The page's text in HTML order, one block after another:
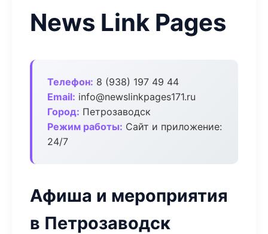
News Link Pages
Телефон: 8 (938) 197 49 44
Email: info@newslinkpages171.ru
Город: Петрозаводск
Режим работы: Сайт и приложение:
24/7
Афиша и мероприятия
в Петрозаводск